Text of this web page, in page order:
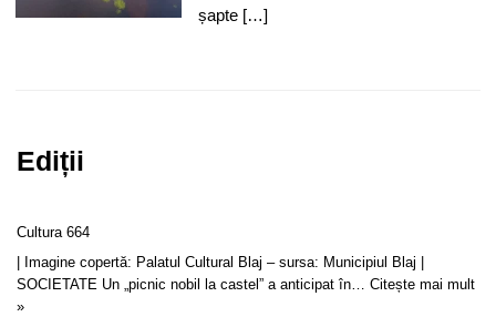
șapte […]
Ediții
Cultura 664
| Imagine copertă: Palatul Cultural Blaj – sursa: Municipiul Blaj |
SOCIETATE Un „picnic nobil la castel” a anticipat în… Citește mai mult
»